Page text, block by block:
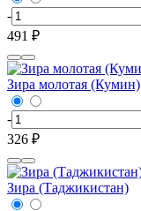
-
491 ₽
Зира молотая (Кумин)
-
326 ₽
Зира (Таджикистан)